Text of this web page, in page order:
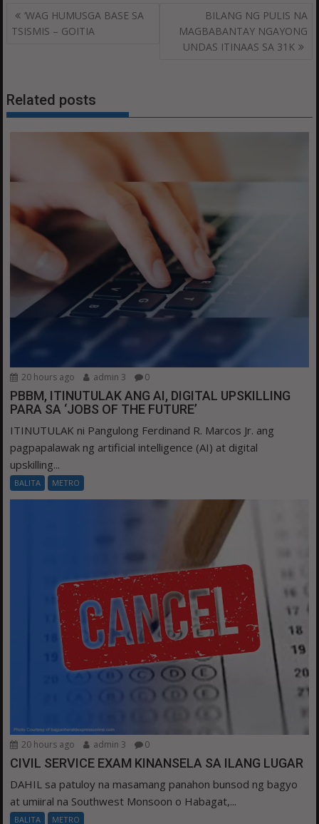
Post
navigation
‘WAG HUMUSGA BASE SA
TSISMIS – GOITIA
BILANG NG PULIS NA
MAGBABANTAY NGAYONG
UNDAS ITINAAS SA 31K
Related posts
20 hours ago admin 3 0
PBBM, ITINUTULAK ANG AI, DIGITAL UPSKILLING
PARA SA ‘JOBS OF THE FUTURE’
ITINUTULAK ni Pangulong Ferdinand R. Marcos Jr. ang
pagpapalawak ng artificial intelligence (AI) at digital
upskilling...
BALITA METRO
20 hours ago admin 3 0
CIVIL SERVICE EXAM KINANSELA SA ILANG LUGAR
DAHIL sa patuloy na masamang panahon bunsod ng bagyo
at umiiral na Southwest Monsoon o Habagat,...
BALITA METRO